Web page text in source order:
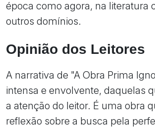
época como agora, na literatura
outros domínios.
Opinião dos Leitores
A narrativa de "A Obra Prima
intensa e envolvente, daquelas
a atenção do leitor. É uma obra
reflexão sobre a busca pela